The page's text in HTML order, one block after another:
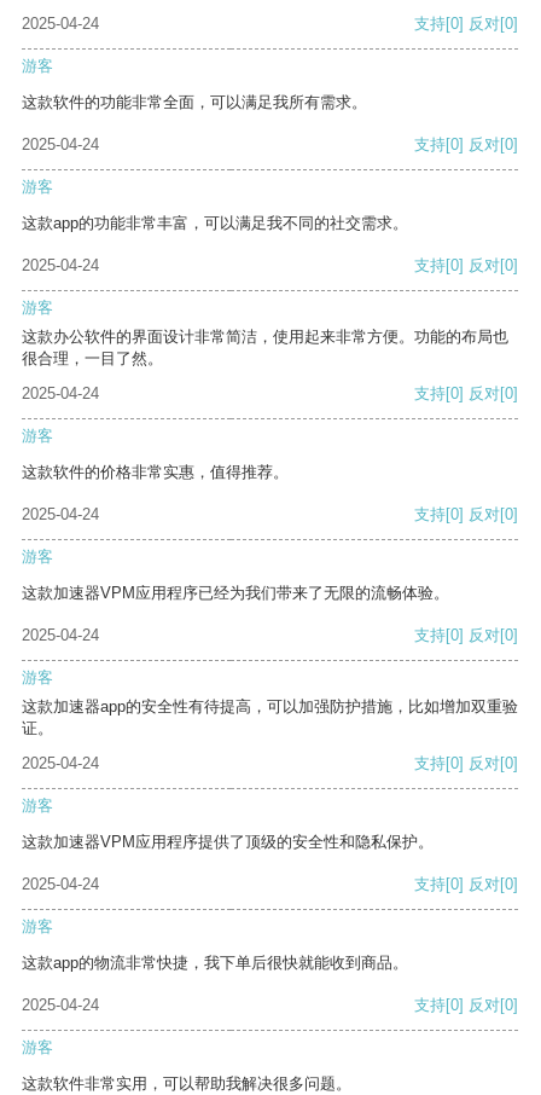
2025-04-24
支持[0] 反对[0]
游客
这款软件的功能非常全面，可以满足我所有需求。
2025-04-24 支持[0] 反对[0]
游客
这款app的功能非常丰富，可以满足我不同的社交需求。
2025-04-24 支持[0] 反对[0]
游客
这款办公软件的界面设计非常简洁，使用起来非常方便。功能的布局也
很合理，一目了然。
2025-04-24
支持[0] 反对[0]
游客
这款软件的价格非常实惠，值得推荐。
2025-04-24 支持[0] 反对[0]
游客
这款加速器VPM应用程序已经为我们带来了无限的流畅体验。
2025-04-24 支持[0] 反对[0]
游客
这款加速器app的安全性有待提高，可以加强防护措施，比如增加双重验
证。
2025-04-24
支持[0] 反对[0]
游客
这款加速器VPM应用程序提供了顶级的安全性和隐私保护。
2025-04-24 支持[0] 反对[0]
游客
这款app的物流非常快捷，我下单后很快就能收到商品。
2025-04-24 支持[0] 反对[0]
游客
这款软件非常实用，可以帮助我解决很多问题。